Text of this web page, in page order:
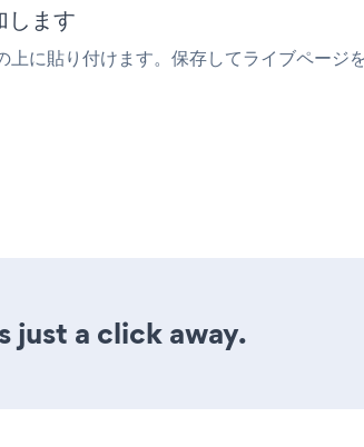
ます
に貼り付けます。保存してライブページ
just a click away.